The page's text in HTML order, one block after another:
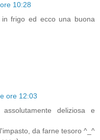
10:28
frigo ed ecco una buona
ore 12:03
deliziosa e
da farne tesoro ^_^